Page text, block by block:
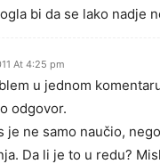
bi da se lako nadje
At 4:25 pm
u jednom
odgovor.
je ne samo naučio,
Da li je to u redu?